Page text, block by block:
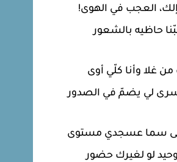
إلك، العجب في الهوى!
حاظيه بالشعور
غلا وأنا كلّي أوى
لي يضمّ في الصدور
سما عسجدي مستوى
لو لغيرك حضور